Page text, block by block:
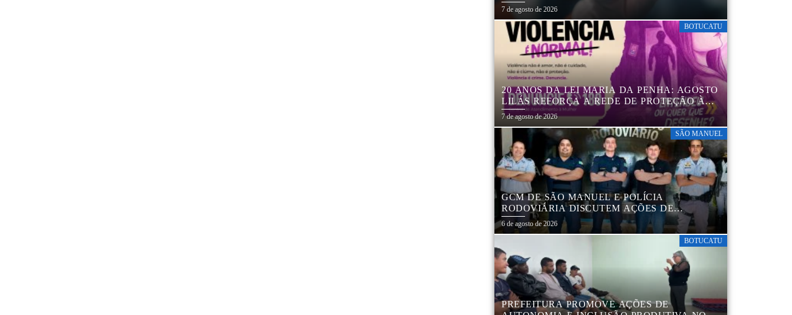
7 de agosto de 2026
BOTUCATU
20 ANOS DA LEI MARIA DA PENHA: AGOSTO
LILÁS REFORÇA A REDE DE PROTEÇÃO ÀS
MULHERES EM BOTUCATU
7 de agosto de 2026
SÃO MANUEL
GCM DE SÃO MANUEL E POLÍCIA
RODOVIÁRIA DISCUTEM AÇÕES DE
EDUCAÇÃO E SEGURANÇA NO TRÂNSITO
6 de agosto de 2026
BOTUCATU
PREFEITURA PROMOVE AÇÕES DE